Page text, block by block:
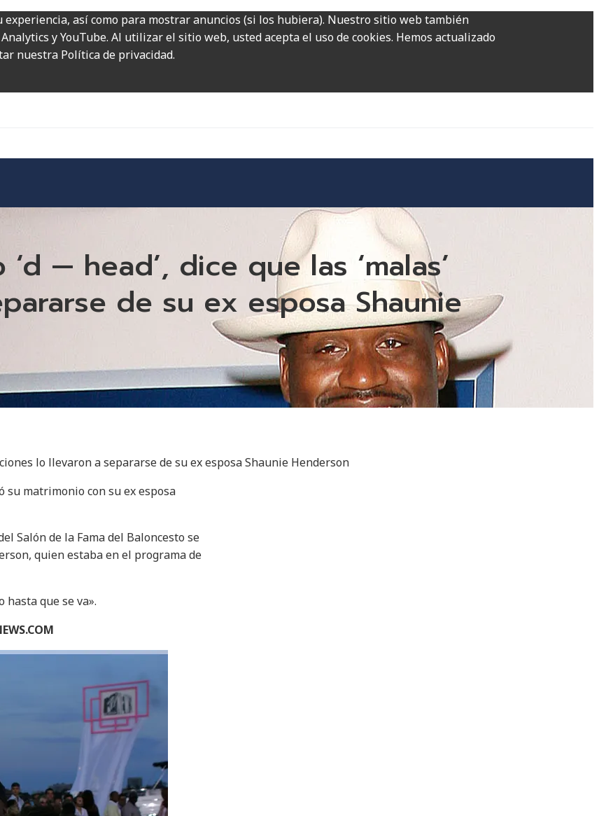
así como para mostrar anuncios (si los hubiera). Nuestro sitio web también
y YouTube. Al utilizar el sitio web, usted acepta el uso de cookies. Hemos actualizado
nuestra Política de privacidad.
— head’, dice que las ‘malas’
de su ex esposa Shaunie
lo llevaron a separarse de su ex esposa Shaunie Henderson
su matrimonio con su ex esposa
Salón de la Fama del Baloncesto se
quien estaba en el programa de
hasta que se va».